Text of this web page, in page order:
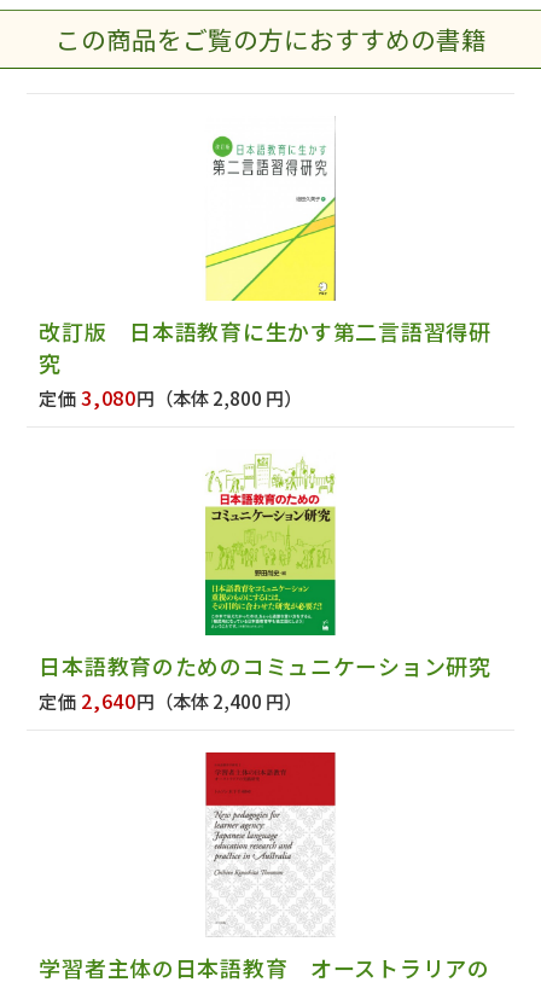
この商品をご覧の方におすすめの書籍
改訂版 日本語教育に生かす第二言語習得研
究
定価3,080円 （本体 2,800 円）
日本語教育のためのコミュニケーション研究
定価 2,640円 （本体 2,400 円）
学習者主体の日本語教育 オーストラリアの